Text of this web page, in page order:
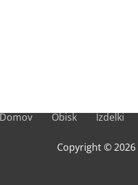
Domov Obisk Izdelki
Copyright © 2026